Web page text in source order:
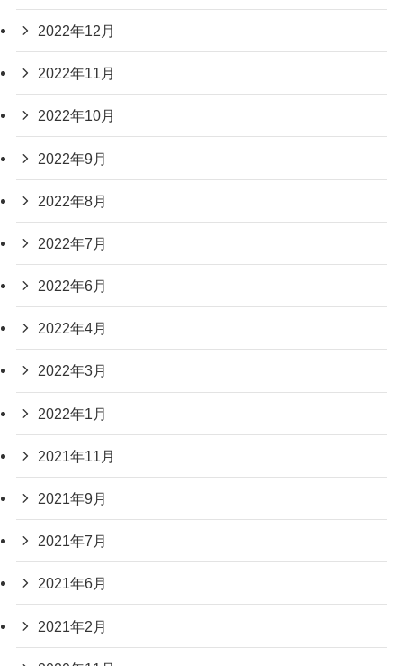
2022年12月
2022年11月
2022年10月
2022年9月
2022年8月
2022年7月
2022年6月
2022年4月
2022年3月
2022年1月
2021年11月
2021年9月
2021年7月
2021年6月
2021年2月